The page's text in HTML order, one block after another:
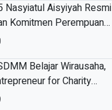
Nasyiatul Aisyiyah Resmi
Komitmen Perempuan
Belajar Wirausaha,
for Charity